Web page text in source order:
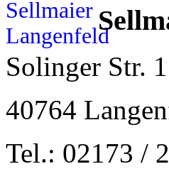
Solinger Str.
40764
Tel.: 02173 /